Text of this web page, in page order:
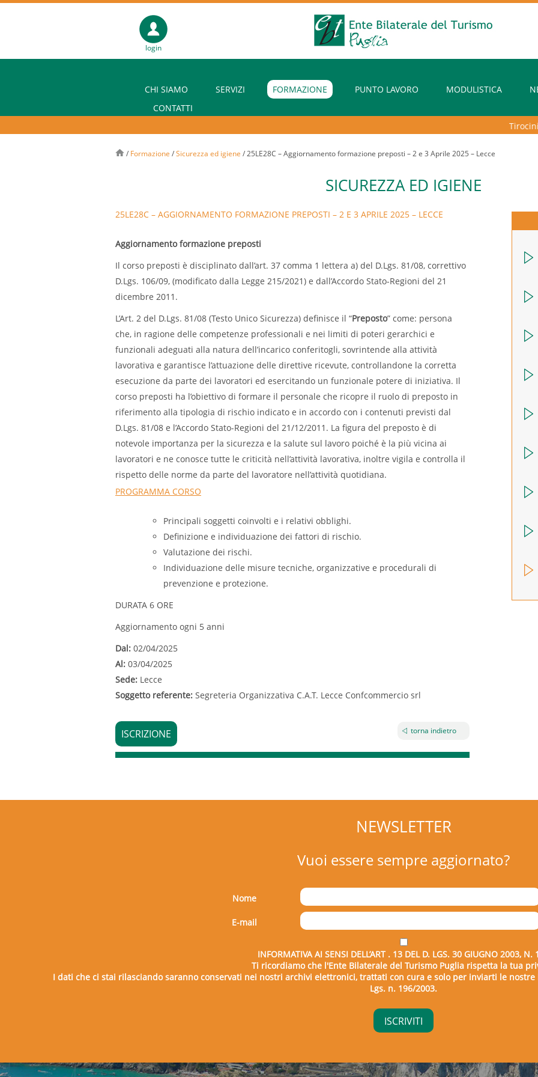
login
CHI SIAMO SERVIZI FORMAZIONE PUNTO LAVORO MODULISTICA
CONTATTI
Tirocini
/ Formazione /Sicurezza ed igiene /25LE28C – Aggiornamento formazione preposti – 2 e 3 Aprile 2025 – Lecce
SICUREZZA ED IGIENE
25LE28C – AGGIORNAMENTO FORMAZIONE PREPOSTI – 2 E 3 APRILE 2025 – LECCE
Aggiornamento formazione preposti
Il corso preposti è disciplinato dall’art. 37 comma 1 lettera a) del D.Lgs. 81/08, correttivo
D.Lgs. 106/09, (modificato dalla Legge 215/2021) e dall’Accordo Stato-Regioni del 21
dicembre 2011.
L’Art. 2 del D.Lgs. 81/08 (Testo Unico Sicurezza) definisce il “Preposto” come: persona
che, in ragione delle competenze professionali e nei limiti di poteri gerarchici e
funzionali adeguati alla natura dell’incarico conferitogli, sovrintende alla attività
lavorativa e garantisce l’attuazione delle direttive ricevute, controllandone la corretta
esecuzione da parte dei lavoratori ed esercitando un funzionale potere di iniziativa. Il
corso preposti ha l’obiettivo di formare il personale che ricopre il ruolo di preposto in
riferimento alla tipologia di rischio indicato e in accordo con i contenuti previsti dal
D.Lgs. 81/08 e l’Accordo Stato-Regioni del 21/12/2011. La figura del preposto è di
notevole importanza per la sicurezza e la salute sul lavoro poiché è la più vicina ai
lavoratori e ne conosce tutte le criticità nell’attività lavorativa, inoltre vigila e controlla il
rispetto delle norme da parte del lavoratore nell’attività quotidiana.
PROGRAMMA CORSO
Principali soggetti coinvolti e i relativi obblighi.
Definizione e individuazione dei fattori di rischio.
Valutazione dei rischi.
Individuazione delle misure tecniche, organizzative e procedurali di
prevenzione e protezione.
DURATA 6 ORE
Aggiornamento ogni 5 anni
Dal: 02/04/2025
Al: 03/04/2025
Sede: Lecce
Soggetto referente: Segreteria Organizzativa C.A.T. Lecce Confcommercio srl
ISCRIZIONE torna indietro
NEWSLETTER
Vuoi essere sempre aggiornato?
Nome
E-mail
INFORMATIVA AI SENSI DELL’ART . 13 DEL D. LGS. 30 GIUGNO 2003, N.
Ti ricordiamo che l'Ente Bilaterale del Turismo Puglia rispetta la tua
I dati che ci stai rilasciando saranno conservati nei nostri archivi elettronici, trattati con cura e solo per inviarti le
Lgs. n. 196/2003.